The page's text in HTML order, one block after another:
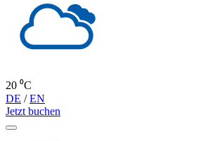
20 ⁰C
DE /EN
Jetzt buchen